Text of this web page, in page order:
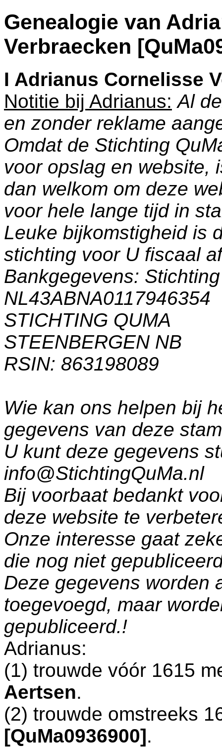
Genealogie van
Verbraecken
I Adrianus Cornelisse
Notitie bij Adrianus: Al
en zonder reklame
Omdat de Stichting
voor opslag en website,
dan welkom om deze
voor hele lange tijd in
Leuke bijkomstigheid is
stichting voor U fiscaal
Bankgegevens:
NL43ABNA0117946354
STICHTING QUMA
STEENBERGEN NB
RSIN: 863198089
Wie kan ons helpen bij
gegevens van deze
U kunt deze gegevens
info@StichtingQuMa.nl
Bij voorbaat bedankt
deze website te
Onze interesse gaat
die nog niet
Deze gegevens worden
toegevoegd, maar
gepubliceerd.!
Adrianus:
(1) trouwde vóór 1615
Aertsen.
(2) trouwde omstreeks
[QuMa0936900].